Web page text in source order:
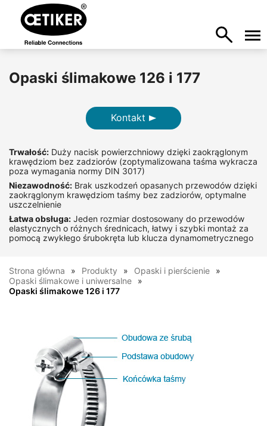
Opaski ślimakowe 126 i 177
Kontakt
Trwałość: Duży nacisk powierzchniowy dzięki zaokrąglonym
krawędziom bez zadziorów (zoptymalizowana taśma wykracza
poza wymagania normy DIN 3017)
Niezawodność: Brak uszkodzeń opasanych przewodów dzięki
zaokrąglonym krawędziom taśmy bez zadziorów, optymalne
uszczelnienie
Łatwa obsługa: Jeden rozmiar dostosowany do przewodów
elastycznych o różnych średnicach, łatwy i szybki montaż za
pomocą zwykłego śrubokręta lub klucza dynamometrycznego
Strona główna Produkty
Opaski i pierścienie
Opaski ślimakowe i uniwersalne
Opaski ślimakowe 126 i 177